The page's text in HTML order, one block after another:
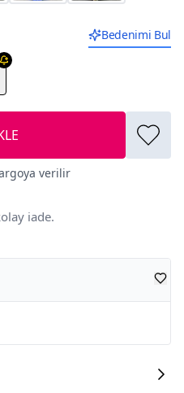
Bedenimi Bul
verilir
iade.